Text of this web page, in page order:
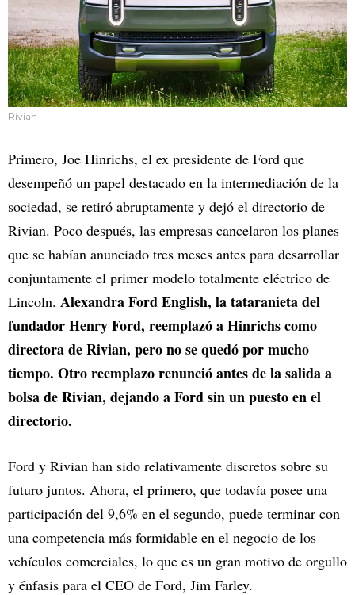
Rivian
Primero, Joe Hinrichs, el ex presidente de Ford que
desempeñó un papel destacado en la intermediación de la
sociedad, se retiró abruptamente y dejó el directorio de
Rivian. Poco después, las empresas cancelaron los planes
que se habían anunciado tres meses antes para desarrollar
conjuntamente el primer modelo totalmente eléctrico de
Lincoln. Alexandra Ford English, la tataranieta del
fundador Henry Ford, reemplazó a Hinrichs como
directora de Rivian, pero no se quedó por mucho
tiempo. Otro reemplazo renunció antes de la salida a
bolsa de Rivian, dejando a Ford sin un puesto en el
directorio.
Ford y Rivian han sido relativamente discretos sobre su
futuro juntos. Ahora, el primero, que todavía posee una
participación del 9,6% en el segundo, puede terminar con
una competencia más formidable en el negocio de los
vehículos comerciales, lo que es un gran motivo de orgullo
y énfasis para el CEO de Ford, Jim Farley.